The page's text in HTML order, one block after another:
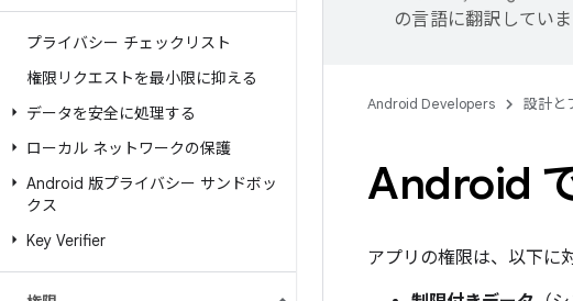
プライバシー チェックリスト
権限リクエストを最小限に抑える
データを安全に処理する
ローカル ネットワークの保護
Android 版プライバシー サンドボッ
クス
Key Verifier
の言語に翻訳してい
Android Developers 設計と
Android
アプリの権限は、以下に